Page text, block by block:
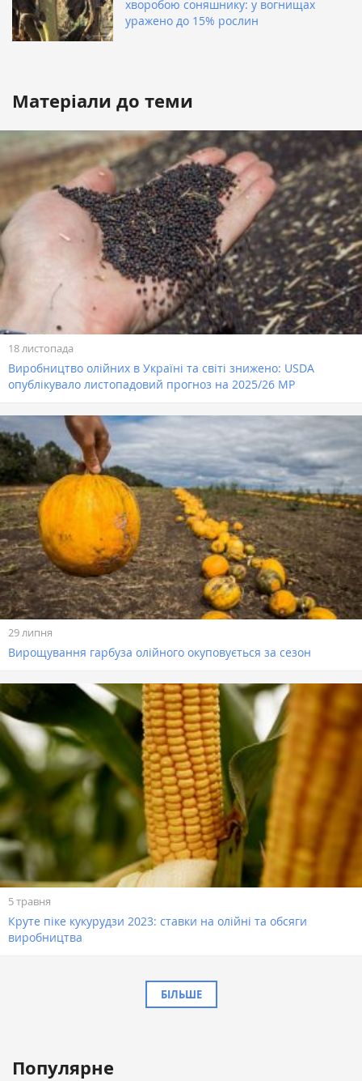
хворобою соняшнику: у вогнищах
уражено до 15% рослин
Матеріали до теми
18 листопада
Виробництво олійних в Україні та світі знижено: USDA
опублікувало листопадовий прогноз на 2025/26 МР
29 липня
Вирощування гарбуза олійного окуповується за сезон
5 травня
Круте піке кукурудзи 2023: ставки на олійні та обсяги
виробництва
БІЛЬШЕ
Популярне